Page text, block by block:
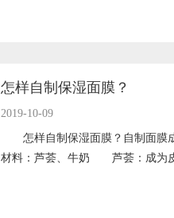
怎样自制保湿面膜？
2019-10-09
怎样自制保湿面膜？自制面
材料：芦荟、牛奶 芦荟：成为皮